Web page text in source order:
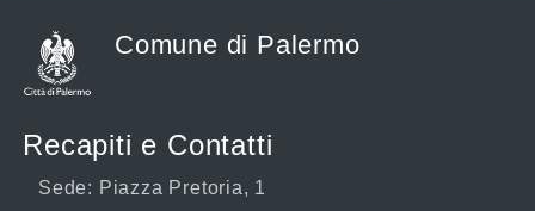
Comune di Palermo
Recapiti e Contatti
Sede: Piazza Pretoria, 1